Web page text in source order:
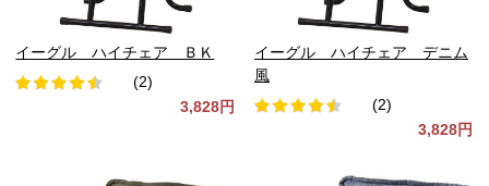
イーグル ハイチェア ＢＫ
(2)
3,828円
イーグル ハイチェア デニム
風
(2)
3,828円